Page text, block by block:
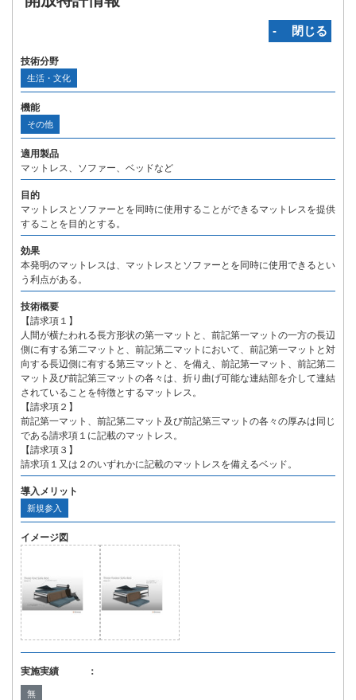
‐ 閉じる
技術分野
生活・文化
機能
その他
適用製品
マットレス、ソファー、ベッドなど
目的
マットレスとソファーとを同時に使用することができるマットレスを提供
することを目的とする。
効果
本発明のマットレスは、マットレスとソファーとを同時に使用できるとい
う利点がある。
技術概要
【請求項１】
人間が横たわれる長方形状の第一マットと、前記第一マットの一方の長辺
側に有する第二マットと、前記第二マットにおいて、前記第一マットと対
向する長辺側に有する第三マットと、を備え、前記第一マット、前記第二
マット及び前記第三マットの各々は、折り曲げ可能な連結部を介して連結
されていることを特徴とするマットレス。
【請求項２】
前記第一マット、前記第二マット及び前記第三マットの各々の厚みは同じ
である請求項１に記載のマットレス。
【請求項３】
請求項１又は２のいずれかに記載のマットレスを備えるベッド。
導入メリット
新規参入
イメージ図
実施実績 ：
無